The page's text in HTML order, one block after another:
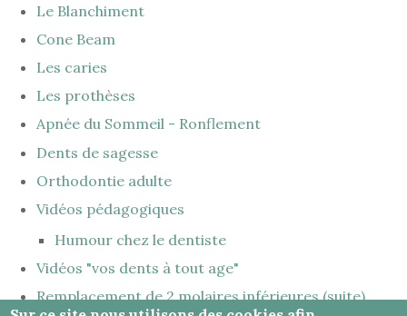
Le Blanchiment
Cone Beam
Les caries
Les prothèses
Apnée du Sommeil - Ronflement
Dents de sagesse
Orthodontie adulte
Vidéos pédagogiques
Humour chez le dentiste
Vidéos "vos dents à tout age"
Remplacement de 2 molaires inférieures (suite)